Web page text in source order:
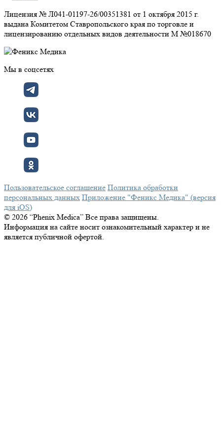
Лицензия № Л041-01197-26/00351381 от 1 октября 2015 г.
выдана Комитетом Ставропольского края по торговле и
лицензированию отдельных видов деятельности М №018670
Мы в соцсетях
Пользовательское соглашение Политика обработки
персональных данных Приложение "Феникс Медика" (версия
для iOS)
© 2026 “Phenix Medica” Все права защищены.
Информация на сайте носит ознакомительный характер и не
является публичной офертой.